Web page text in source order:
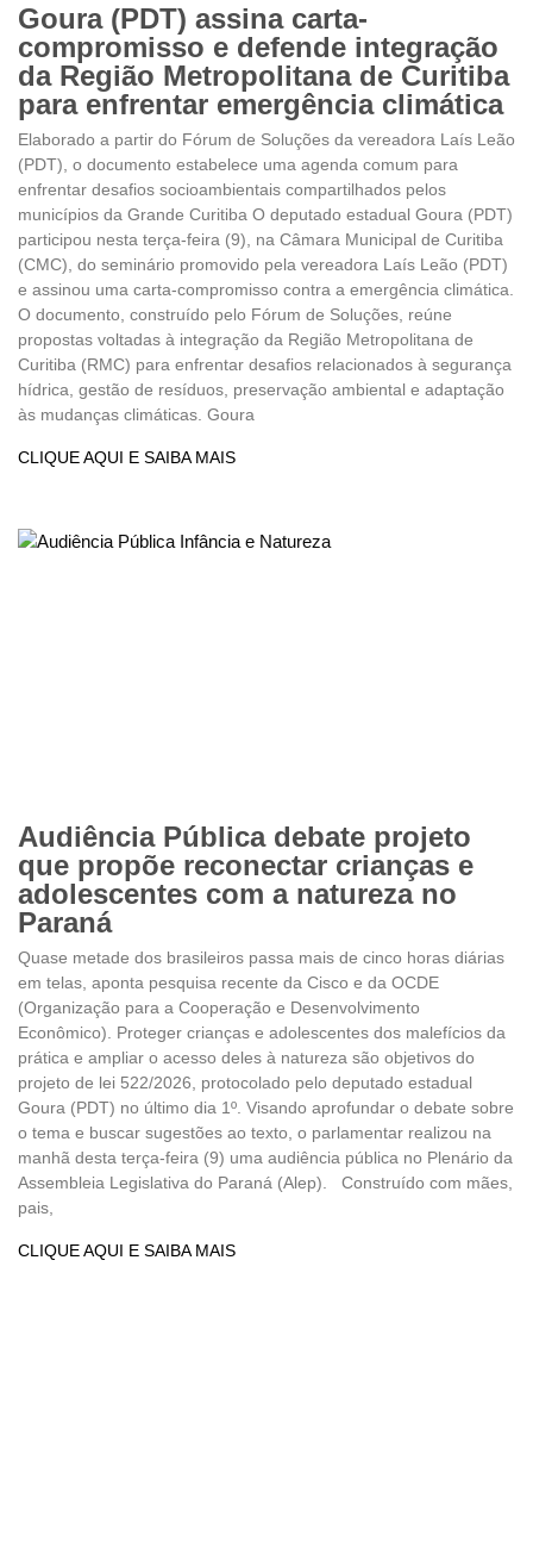
Goura (PDT) assina carta-
compromisso e defende integração
da Região Metropolitana de Curitiba
para enfrentar emergência climática
Elaborado a partir do Fórum de Soluções da vereadora Laís Leão
(PDT), o documento estabelece uma agenda comum para
enfrentar desafios socioambientais compartilhados pelos
municípios da Grande Curitiba O deputado estadual Goura (PDT)
participou nesta terça-feira (9), na Câmara Municipal de Curitiba
(CMC), do seminário promovido pela vereadora Laís Leão (PDT)
e assinou uma carta-compromisso contra a emergência climática.
O documento, construído pelo Fórum de Soluções, reúne
propostas voltadas à integração da Região Metropolitana de
Curitiba (RMC) para enfrentar desafios relacionados à segurança
hídrica, gestão de resíduos, preservação ambiental e adaptação
às mudanças climáticas. Goura
CLIQUE AQUI E SAIBA MAIS
Audiência Pública debate projeto
que propõe reconectar crianças e
adolescentes com a natureza no
Paraná
Quase metade dos brasileiros passa mais de cinco horas diárias
em telas, aponta pesquisa recente da Cisco e da OCDE
(Organização para a Cooperação e Desenvolvimento
Econômico). Proteger crianças e adolescentes dos malefícios da
prática e ampliar o acesso deles à natureza são objetivos do
projeto de lei 522/2026, protocolado pelo deputado estadual
Goura (PDT) no último dia 1º. Visando aprofundar o debate sobre
o tema e buscar sugestões ao texto, o parlamentar realizou na
manhã desta terça-feira (9) uma audiência pública no Plenário da
Assembleia Legislativa do Paraná (Alep). Construído com mães,
pais,
CLIQUE AQUI E SAIBA MAIS